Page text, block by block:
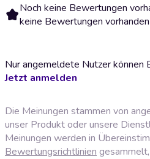
Noch keine Bewertungen
keine Bewertungen
Nur angemeldete Nutzer können
Jetzt anmelden
Die Meinungen stammen von
unser Produkt oder unsere
Meinungen werden in
Bewertungsrichtlinien